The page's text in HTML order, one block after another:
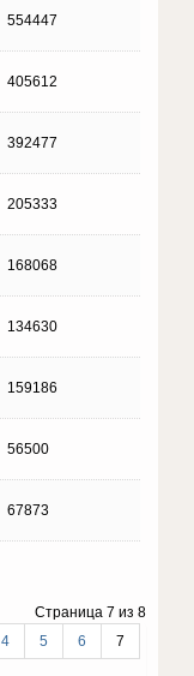
554447
405612
392477
205333
168068
134630
159186
56500
67873
Страница 7 из 8
4 5 6 7